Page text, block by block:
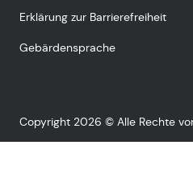
Erklärung zur Barrierefreiheit
Gebärdensprache
Copyright 2026 © Alle Rechte